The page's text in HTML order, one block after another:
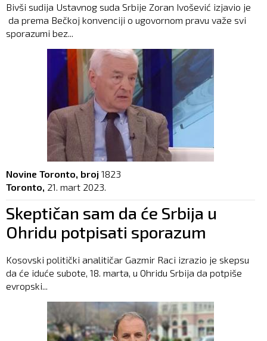
Bivši sudija Ustavnog suda Srbije Zoran Ivošević izjavio je
da prema Bečkoj konvenciji o ugovornom pravu važe svi
sporazumi bez...
Novine Toronto, broj 1823
Toronto, 21. mart 2023.
Skeptičan sam da će Srbija u
Ohridu potpisati sporazum
Kosovski politički analitičar Gazmir Raci izrazio je skepsu
da će iduće subote, 18. marta, u Ohridu Srbija da potpiše
evropski...